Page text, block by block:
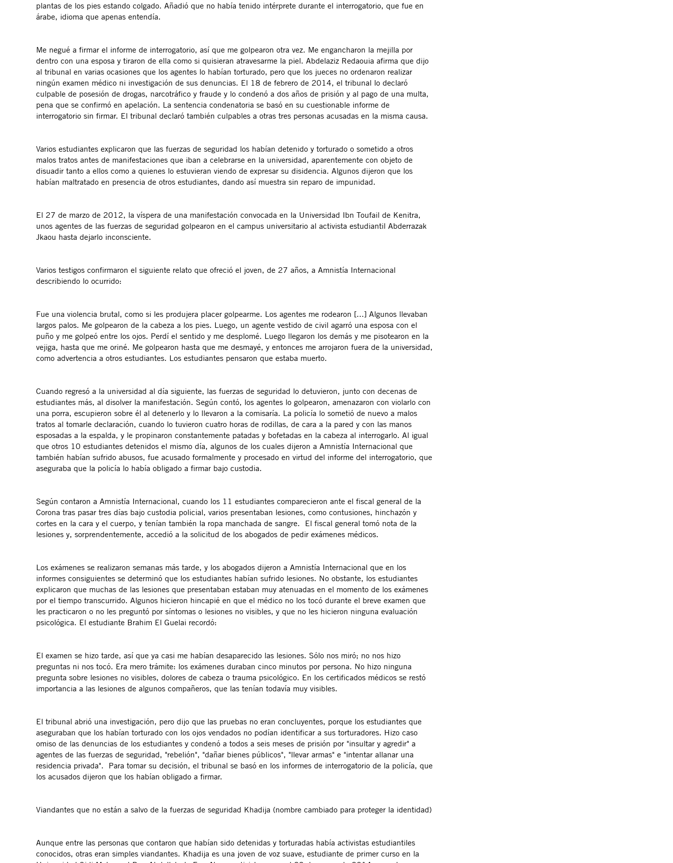
plantas de los pies estando colgado. Añadió que no había tenido intérprete durante el interrogatorio, que fue en
árabe, idioma que apenas entendía.
Me negué a firmar el informe de interrogatorio, así que me golpearon otra vez. Me engancharon la mejilla por
dentro con una esposa y tiraron de ella como si quisieran atravesarme la piel. Abdelaziz Redaouia afirma que dijo
al tribunal en varias ocasiones que los agentes lo habían torturado, pero que los jueces no ordenaron realizar
ningún examen médico ni investigación de sus denuncias. El 18 de febrero de 2014, el tribunal lo declaró
culpable de posesión de drogas, narcotráfico y fraude y lo condenó a dos años de prisión y al pago de una multa,
pena que se confirmó en apelación. La sentencia condenatoria se basó en su cuestionable informe de
interrogatorio sin firmar. El tribunal declaró también culpables a otras tres personas acusadas en la misma causa.
Varios estudiantes explicaron que las fuerzas de seguridad los habían detenido y torturado o sometido a otros
malos tratos antes de manifestaciones que iban a celebrarse en la universidad, aparentemente con objeto de
disuadir tanto a ellos como a quienes lo estuvieran viendo de expresar su disidencia. Algunos dijeron que los
habían maltratado en presencia de otros estudiantes, dando así muestra sin reparo de impunidad.
El 27 de marzo de 2012, la víspera de una manifestación convocada en la Universidad Ibn Toufail de Kenitra,
unos agentes de las fuerzas de seguridad golpearon en el campus universitario al activista estudiantil Abderrazak
Jkaou hasta dejarlo inconsciente.
Varios testigos confirmaron el siguiente relato que ofreció el joven, de 27 años, a Amnistía Internacional
describiendo lo ocurrido:
Fue una violencia brutal, como si les produjera placer golpearme. Los agentes me rodearon [...] Algunos llevaban
largos palos. Me golpearon de la cabeza a los pies. Luego, un agente vestido de civil agarró una esposa con el
puño y me golpeó entre los ojos. Perdí el sentido y me desplomé. Luego llegaron los demás y me pisotearon en la
vejiga, hasta que me oriné. Me golpearon hasta que me desmayé, y entonces me arrojaron fuera de la universidad,
como advertencia a otros estudiantes. Los estudiantes pensaron que estaba muerto.
Cuando regresó a la universidad al día siguiente, las fuerzas de seguridad lo detuvieron, junto con decenas de
estudiantes más, al disolver la manifestación. Según contó, los agentes lo golpearon, amenazaron con violarlo con
una porra, escupieron sobre él al detenerlo y lo llevaron a la comisaría. La policía lo sometió de nuevo a malos
tratos al tomarle declaración, cuando lo tuvieron cuatro horas de rodillas, de cara a la pared y con las manos
esposadas a la espalda, y le propinaron constantemente patadas y bofetadas en la cabeza al interrogarlo. Al igual
que otros 10 estudiantes detenidos el mismo día, algunos de los cuales dijeron a Amnistía Internacional que
también habían sufrido abusos, fue acusado formalmente y procesado en virtud del informe del interrogatorio, que
aseguraba que la policía lo había obligado a firmar bajo custodia.
Según contaron a Amnistía Internacional, cuando los 11 estudiantes comparecieron ante el fiscal general de la
Corona tras pasar tres días bajo custodia policial, varios presentaban lesiones, como contusiones, hinchazón y
cortes en la cara y el cuerpo, y tenían también la ropa manchada de sangre. El fiscal general tomó nota de la
lesiones y, sorprendentemente, accedió a la solicitud de los abogados de pedir exámenes médicos.
Los exámenes se realizaron semanas más tarde, y los abogados dijeron a Amnistía Internacional que en los
informes consiguientes se determinó que los estudiantes habían sufrido lesiones. No obstante, los estudiantes
explicaron que muchas de las lesiones que presentaban estaban muy atenuadas en el momento de los exámenes
por el tiempo transcurrido. Algunos hicieron hincapié en que el médico no los tocó durante el breve examen que
les practicaron o no les preguntó por síntomas o lesiones no visibles, y que no les hicieron ninguna evaluación
psicológica. El estudiante Brahim El Guelai recordó:
El examen se hizo tarde, así que ya casi me habían desaparecido las lesiones. Sólo nos miró; no nos hizo
preguntas ni nos tocó. Era mero trámite: los exámenes duraban cinco minutos por persona. No hizo ninguna
pregunta sobre lesiones no visibles, dolores de cabeza o trauma psicológico. En los certificados médicos se restó
importancia a las lesiones de algunos compañeros, que las tenían todavía muy visibles.
El tribunal abrió una investigación, pero dijo que las pruebas no eran concluyentes, porque los estudiantes que
aseguraban que los habían torturado con los ojos vendados no podían identificar a sus torturadores. Hizo caso
omiso de las denuncias de los estudiantes y condenó a todos a seis meses de prisión por "insultar y agredir" a
agentes de las fuerzas de seguridad, "rebelión", "dañar bienes públicos", "llevar armas" e "intentar allanar una
residencia privada". Para tomar su decisión, el tribunal se basó en los informes de interrogatorio de la policía, que
los acusados dijeron que los habían obligado a firmar.
Viandantes que no están a salvo de la fuerzas de seguridad Khadija (nombre cambiado para proteger la identidad)
Aunque entre las personas que contaron que habían sido detenidas y torturadas había activistas estudiantiles
conocidos, otras eran simples viandantes. Khadija es una joven de voz suave, estudiante de primer curso en la